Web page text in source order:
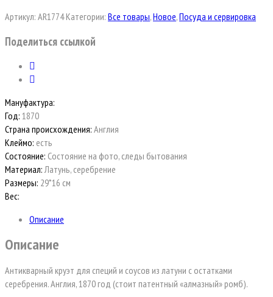
Артикул: AR1774 Категории: Все товары,Новое,Посуда и сервировка
Поделиться ссылкой
Мануфактура:
Год: 1870
Страна происхождения: Англия
Клеймо: есть
Состояние: Состояние на фото, следы бытования
Материал: Латунь, серебрение
Размеры: 29*16 см
Вес:
Описание
Описание
Антикварный круэт для специй и соусов из латуни с остатками
серебрения. Англия, 1870 год (стоит патентный «алмазный» ромб).